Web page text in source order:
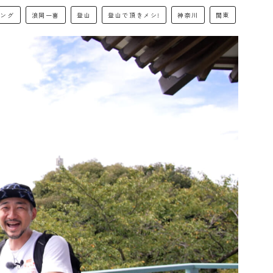
グ 浪岡一喜 登山 登山で頂きメシ! 神奈川 関東